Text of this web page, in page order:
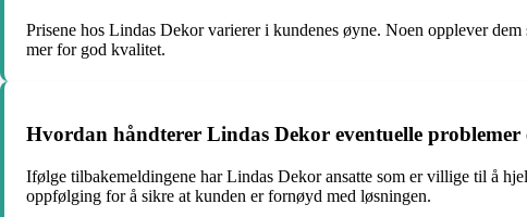
Prisene hos Lindas Dekor varierer i kundenes øyne. Noen opplever
mer for god kvalitet.
Hvordan håndterer Lindas Dekor eventuelle
Ifølge tilbakemeldingene har Lindas Dekor ansatte som er villige til å
oppfølging for å sikre at kunden er fornøyd med løsningen.